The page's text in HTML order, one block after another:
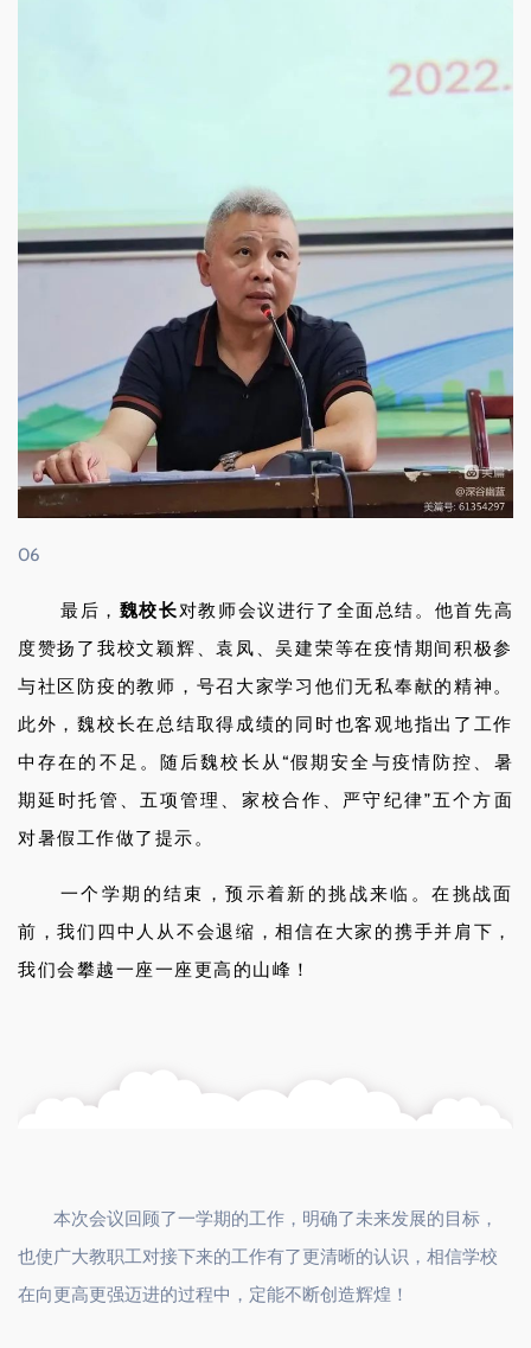
06
最后， 魏校长对教师会议进行了全面总结。他首先高
度赞扬了我校文颖辉、袁凤、吴建荣等在疫情期间积极参
与社区防疫的教师，号召大家学习他们无私奉献的精神。
此外，魏校长在总结取得成绩的同时也客观地指出了工作
中存在的不足。随后魏校长从“假期安全与疫情防控、暑
期延时托管、五项管理、家校合作、严守纪律”五个方面
对暑假工作做了提示。
一个学期的结束，预示着新的挑战来临。在挑战面
前，我们四中人从不会退缩，相信在大家的携手并肩下，
我们会攀越一座一座更高的山峰！
本次会议回顾了一学期的工作，明确了未来发展的目标，
也使广大教职工对接下来的工作有了更清晰的认识，相信学校
在向更高更强迈进的过程中，定能不断创造辉煌！